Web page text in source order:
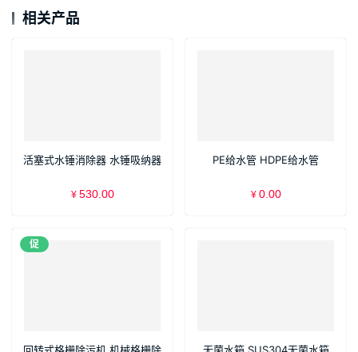
相关产品
活塞式水锤消除器 水锤吸纳器
¥ 530.00
PE给水管 HDPE给水管
¥ 0.00
促